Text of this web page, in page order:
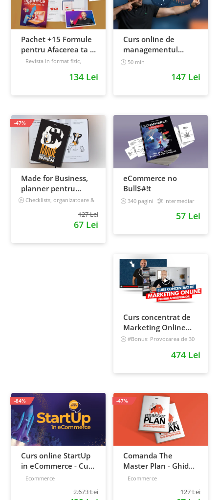
Pachet +15 Formule
pentru Afacerea ta +
Prompt-uri dedicate
Revista in format fizic,
134 Lei
Curs online de
managementul
timpului: cum sa
50 min
147 Lei
Made for Business,
planner pentru
afaceri & viata,
Checklists, organizatoare &
127 Lei
67 Lei
-47%
eCommerce no
Bull$#!t
340 pagini Intermediar
57 Lei
Curs concentrat de
Marketing Online
pentru antreprenori
#Bonus: Provocarea de 30
474 Lei
Curs online StartUp
in eCommerce - Cum
deschizi un magazin
Ecommerce
2.673 Lei
-84%
Comanda The
Master Plan - Ghid
pentru antreprenori,
Ecommerce
127 Lei
-47%